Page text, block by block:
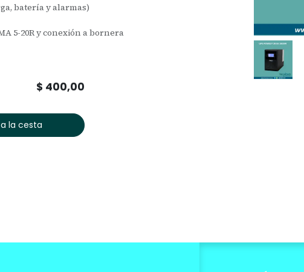
batería y alarmas)
5-20R y conexión a bornera
la cesta
$ 400,00